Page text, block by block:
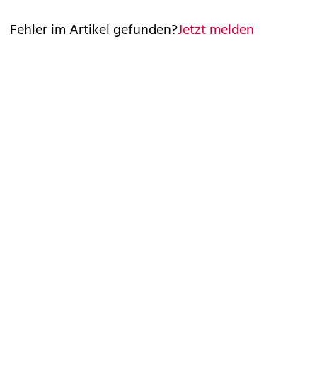
Fehler im Artikel gefunden?Jetzt melden